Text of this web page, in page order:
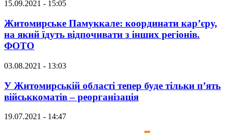
15.09.2021 - 15:05
Житомирське Памуккале: координати кар’єру,
на який їдуть відпочивати з інших регіонів.
ФОТО
03.08.2021 - 13:03
У Житомирській області тепер буде тільки п’ять
військкоматів – реорганізація
19.07.2021 - 14:47